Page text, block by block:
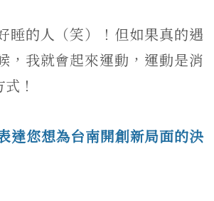
睡的人（笑）！但如果真的遇
，我就會起來運動，運動是消
！
達您想為台南開創新局面的決